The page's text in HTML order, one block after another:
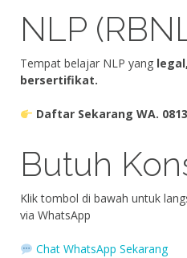
NLP
Tempat belajar NLP yang
bersertifikat.
Daftar Sekarang WA.
Butuh
Klik tombol di bawah untuk
via WhatsApp
Chat WhatsApp Sekarang